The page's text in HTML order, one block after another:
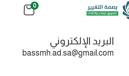
0
البريد الإلكتروني
bassmh.ad.sa@gmail.com